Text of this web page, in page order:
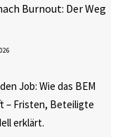
Burnout: Der Weg
Job: Wie das BEM
– Fristen, Beteiligte
erklärt.